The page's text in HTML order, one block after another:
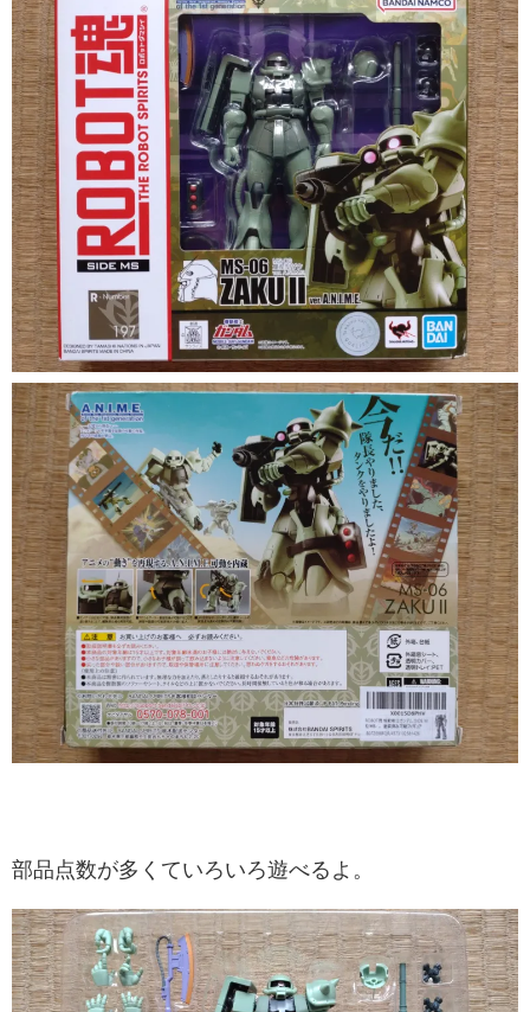
部品点数が多くていろいろ遊べるよ。